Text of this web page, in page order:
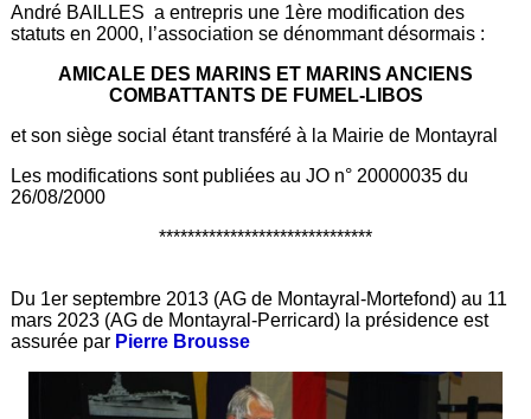
André BAILLES a entrepris une 1ère modification des
statuts en 2000, l’association se dénommant désormais :
AMICALE DES MARINS ET MARINS ANCIENS
COMBATTANTS DE FUMEL-LIBOS
et son siège social étant transféré à la Mairie de Montayral
Les modifications sont publiées au JO n° 20000035 du
26/08/2000
******************************
Du 1er septembre 2013 (AG de Montayral-Mortefond) au 11
mars 2023 (AG de Montayral-Perricard) la présidence est
assurée par Pierre Brousse